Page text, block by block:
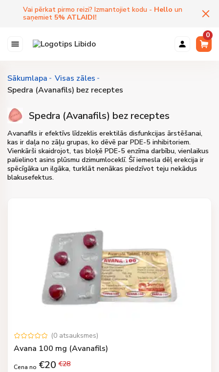
Vai pērkat pirmo reizi? Izmantojiet kodu - Hello un
saņemiet 5% ATLAIDI!
0
Sākumlapa
Visas zāles
Spedra (Avanafils) bez receptes
Spedra (Avanafils) bez receptes
Avanafils ir efektīvs līdzeklis erektilās disfunkcijas ārstēšanai,
kas ir daļa no zāļu grupas, ko dēvē par PDE-5 inhibitoriem.
Vienkārši skaidrojot, tas bloķē PDE-5 enzīma darbību, vienlaikus
palielinot asins plūsmu dzimumloceklī. Šī iemesla dēļ erekcija ir
spēcīgāka un ilgāka, turklāt nenākas piedzīvot teju nekādus
blakusefektus.
(0 atsauksmes)
Avana 100 mg (Avanafils)
Cena no €20 €28